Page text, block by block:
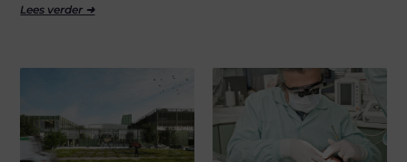
Lees verder ➜